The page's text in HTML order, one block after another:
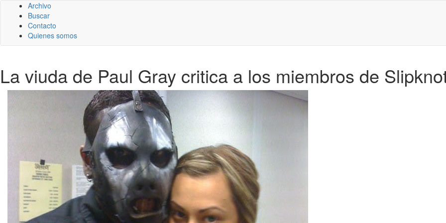
Archivo
Buscar
Contacto
Quienes somos
La viuda de Paul Gray critica a los miembros de